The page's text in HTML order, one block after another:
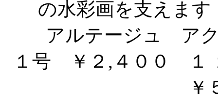
アルテージュ ア
１号 ￥２,４００ １
￥